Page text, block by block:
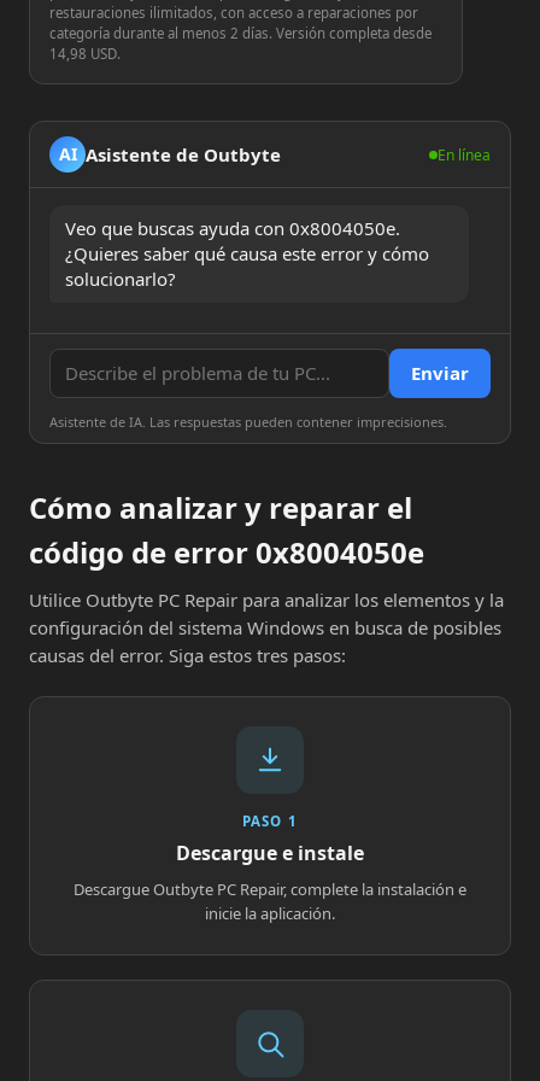
restauraciones ilimitados, con acceso a reparaciones por
categoría durante al menos 2 días. Versión completa desde
14,98 USD.
AI Asistente de Outbyte En línea
Veo que buscas ayuda con 0x8004050e.
¿Quieres saber qué causa este error y cómo
solucionarlo?
Enviar
Asistente de IA. Las respuestas pueden contener imprecisiones.
Cómo analizar y reparar el
código de error 0x8004050e
Utilice Outbyte PC Repair para analizar los elementos y la
configuración del sistema Windows en busca de posibles
causas del error. Siga estos tres pasos:
PASO 1
Descargue e instale
Descargue Outbyte PC Repair, complete la instalación e
inicie la aplicación.